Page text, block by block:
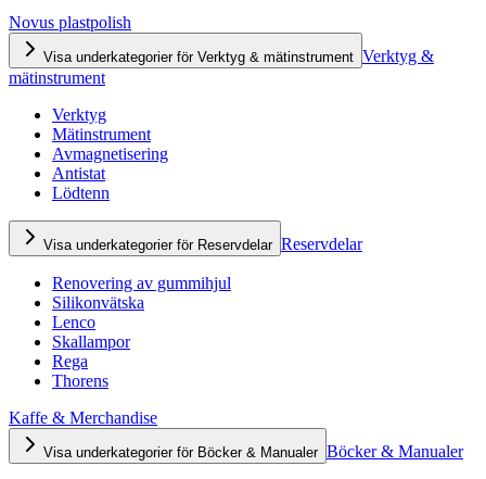
Novus plastpolish
Visa underkategorier för Verktyg & mätinstrument Verktyg &
mätinstrument
Verktyg
Mätinstrument
Avmagnetisering
Antistat
Lödtenn
Visa underkategorier för Reservdelar Reservdelar
Renovering av gummihjul
Silikonvätska
Lenco
Skallampor
Rega
Thorens
Kaffe & Merchandise
Visa underkategorier för Böcker & Manualer Böcker & Manualer